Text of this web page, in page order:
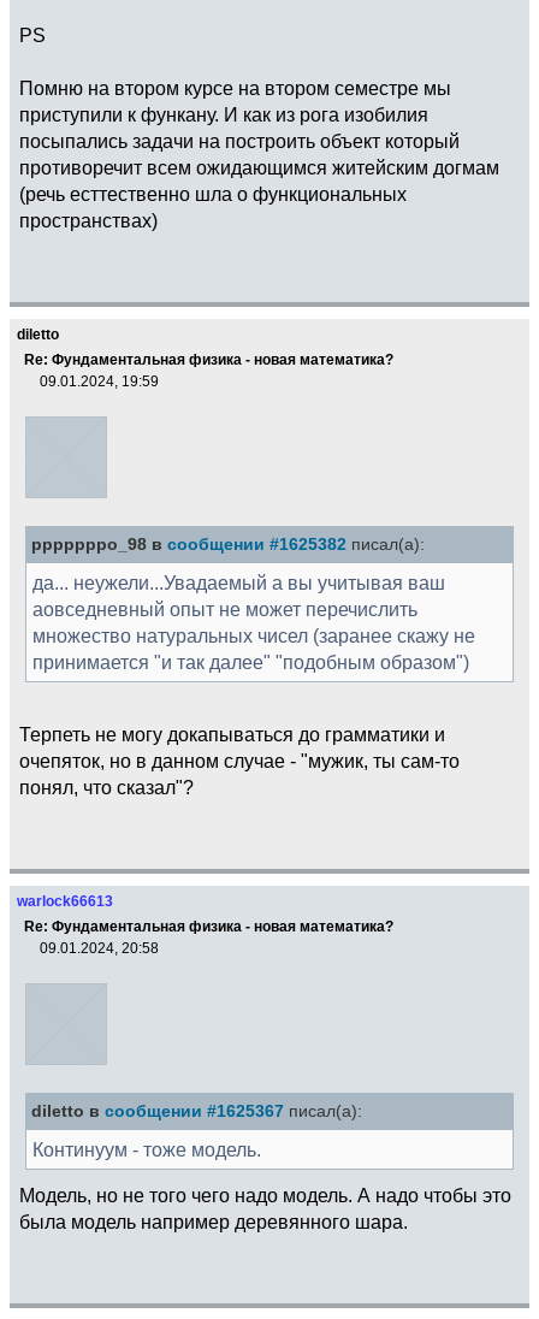
PS
Помню на втором курсе на втором семестре мы
приступили к функану. И как из рога изобилия
посыпались задачи на построить объект который
противоречит всем ожидающимся житейским догмам
(речь есттественно шла о функциональных
пространствах)
diletto
Re: Фундаментальная физика - новая математика?
09.01.2024, 19:59
pppppppo_98 в сообщении #1625382 писал(а):
да... неужели...Увадаемый а вы учитывая ваш
аовседневный опыт не может перечислить
множество натуральных чисел (заранее скажу не
принимается "и так далее" "подобным образом")
Терпеть не могу докапываться до грамматики и
очепяток, но в данном случае - "мужик, ты сам-то
понял, что сказал"?
warlock66613
Re: Фундаментальная физика - новая математика?
09.01.2024, 20:58
diletto в сообщении #1625367 писал(а):
Континуум - тоже модель.
Модель, но не того чего надо модель. А надо чтобы это
была модель например деревянного шара.